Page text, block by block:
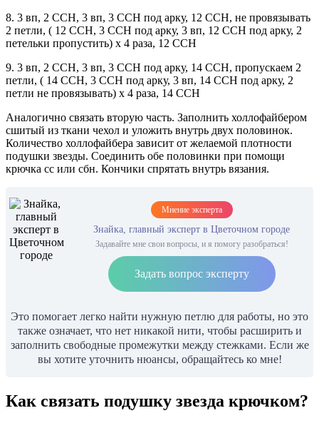
8. 3 вп, 2 ССН, 3 вп, 3 ССН под арку, 12 ССН, не провязывать
2 петли, ( 12 ССН, 3 ССН под арку, 3 вп, 12 ССН под арку, 2
петельки пропустить) х 4 раза, 12 ССН
9. 3 вп, 2 ССН, 3 вп, 3 ССН под арку, 14 ССН, пропускаем 2
петли, ( 14 ССН, 3 ССН под арку, 3 вп, 14 ССН под арку, 2
петли не провязывать) х 4 раза, 14 ССН
Аналогично связать вторую часть. Заполнить холлофайбером
сшитый из ткани чехол и уложить внутрь двух половинок.
Количество холлофайбера зависит от желаемой плотности
подушки звезды. Соединить обе половинки при помощи
крючка сс или сбн. Кончики спрятать внутрь вязания.
Мнение эксперта
Знайка, главный эксперт в Цветочном городе
Задавайте мне свои вопросы, и я помогу разобраться!
Задать вопрос эксперту
Это помогает легко найти нужную петлю для работы, но это
также означает, что нет никакой нити, чтобы расширить и
заполнить свободные промежутки между стежками. Если же
вы хотите уточнить нюансы, обращайтесь ко мне!
Как связать подушку звезда крючком?